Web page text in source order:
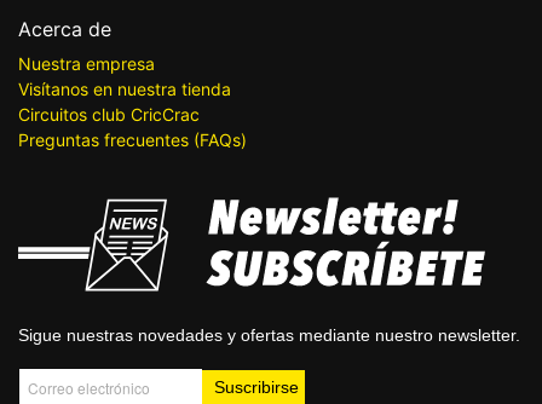
Acerca de
Nuestra empresa
Visítanos en nuestra tienda
Circuitos club CricCrac
Preguntas frecuentes (FAQs)
Sigue nuestras novedades y ofertas mediante nuestro newsletter.